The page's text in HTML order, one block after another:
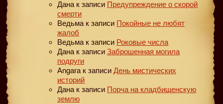
Данак записи Предупреждение о скорой
смерти
Ведьмак записи Покойные не любят
жалоб
Ведьмак записи Роковые числа
Данак записи Заброшенная могила
подруги
Angaraк записи День мистических
историй
Данак записи Порча на кладбищенскую
землю